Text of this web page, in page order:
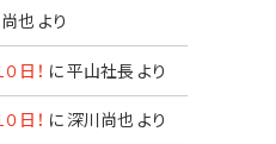
也 より
日！ に平山社長 より
日！ に 深川尚也 より